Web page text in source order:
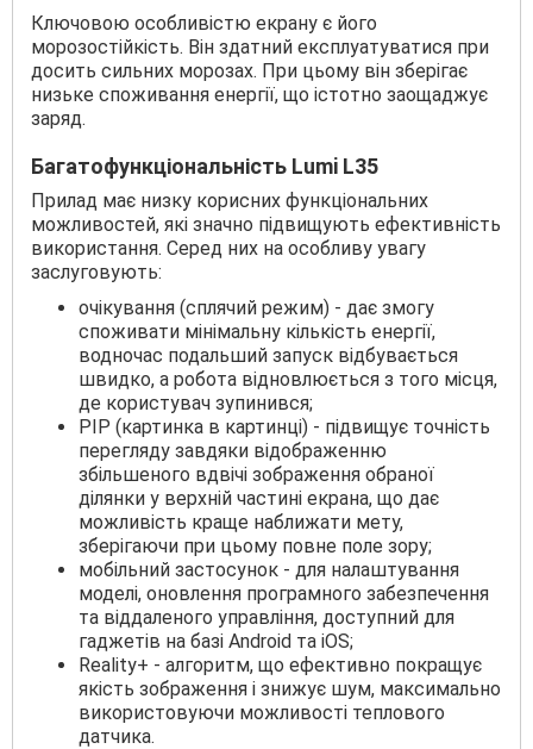
Ключовою особливістю екрану є його
морозостійкість. Він здатний експлуатуватися при
досить сильних морозах. При цьому він зберігає
низьке споживання енергії, що істотно заощаджує
заряд.
Багатофункціональність Lumi L35
Прилад має низку корисних функціональних
можливостей, які значно підвищують ефективність
використання. Серед них на особливу увагу
заслуговують:
очікування (сплячий режим) - дає змогу
споживати мінімальну кількість енергії,
водночас подальший запуск відбувається
швидко, а робота відновлюється з того місця,
де користувач зупинився;
PIP (картинка в картинці) - підвищує точність
перегляду завдяки відображенню
збільшеного вдвічі зображення обраної
ділянки у верхній частині екрана, що дає
можливість краще наближати мету,
зберігаючи при цьому повне поле зору;
мобільний застосунок - для налаштування
моделі, оновлення програмного забезпечення
та віддаленого управління, доступний для
гаджетів на базі Android та iOS;
Reality+ - алгоритм, що ефективно покращує
якість зображення і знижує шум, максимально
використовуючи можливості теплового
датчика.